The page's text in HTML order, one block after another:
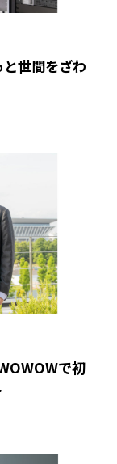
と世間をざわ
で初